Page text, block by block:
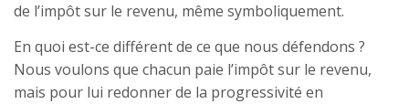
de l’impôt sur le revenu, même symboliquement.
En quoi est-ce différent de ce que nous défendons ?
Nous voulons que chacun paie l’impôt sur le revenu,
mais pour lui redonner de la progressivité en